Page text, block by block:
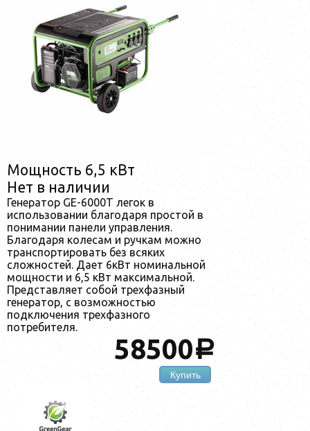
Мощность 6,5 кВт
Нет в наличии
Генератор GE-6000T легок в
использовании благодаря простой в
понимании панели управления.
Благодаря колесам и ручкам можно
транспортировать без всяких
сложностей. Дает 6кВт номинальной
мощности и 6,5 кВт максимальной.
Представляет собой трехфазный
генератор, с возможностью
подключения трехфазного
потребителя.
58500a
Купить